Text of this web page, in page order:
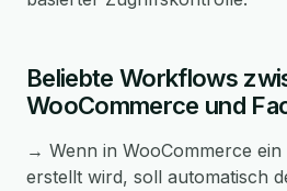
Beliebte Workflows
WooCommerce und
→ Wenn in WooCommerce
erstellt wird, soll automatisch